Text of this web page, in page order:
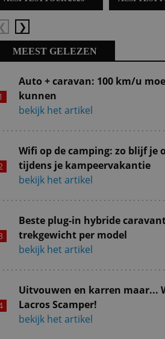
Volgende
MEEST GELEZEN
Auto + caravan: 100 km/u
kunnen
bekijk het artikel
Wifi op de camping: zo blijf je
tijdens je kampeervakantie
bekijk het artikel
Beste plug-in hybride
trekgewicht per model
bekijk het artikel
Uitvouwen en karren maar...
Lacros Scamper!
bekijk het artikel